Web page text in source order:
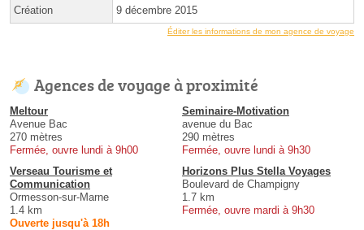
Création 9 décembre 2015
Éditer les informations de mon agence de voyage
Agences de voyage à proximité
Meltour
Avenue Bac
270 mètres
Fermée, ouvre lundi à 9h00
Seminaire-Motivation
avenue du Bac
290 mètres
Fermée, ouvre lundi à 9h30
Verseau Tourisme et
Communication
Ormesson-sur-Marne
1.4 km
Ouverte jusqu'à 18h
Horizons Plus Stella Voyages
Boulevard de Champigny
1.7 km
Fermée, ouvre mardi à 9h30